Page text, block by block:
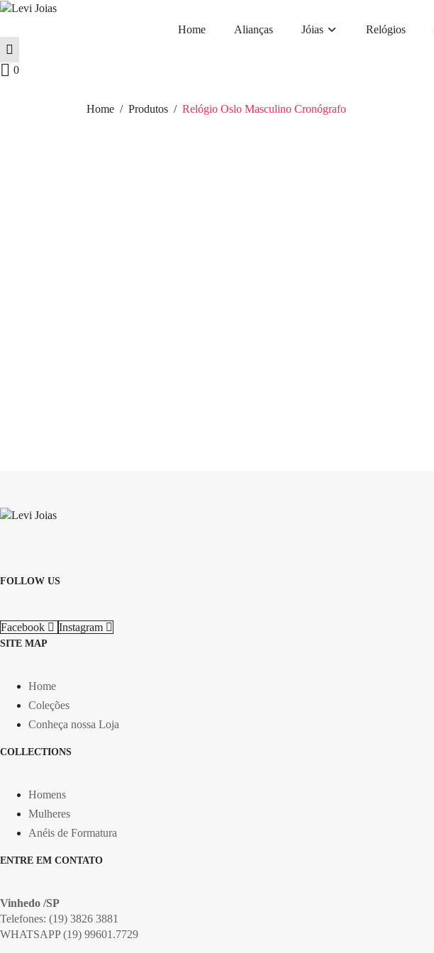
Home Alianças Jóias Relógios
0
Home Produtos Relógio Oslo Masculino Cronógrafo
FOLLOW US
Facebook Instagram
SITE MAP
Home
Coleções
Conheça nossa Loja
COLLECTIONS
Homens
Mulheres
Anéis de Formatura
ENTRE EM CONTATO
Vinhedo /SP
Telefones: (19) 3826 3881
WHATSAPP (19) 99601.7729